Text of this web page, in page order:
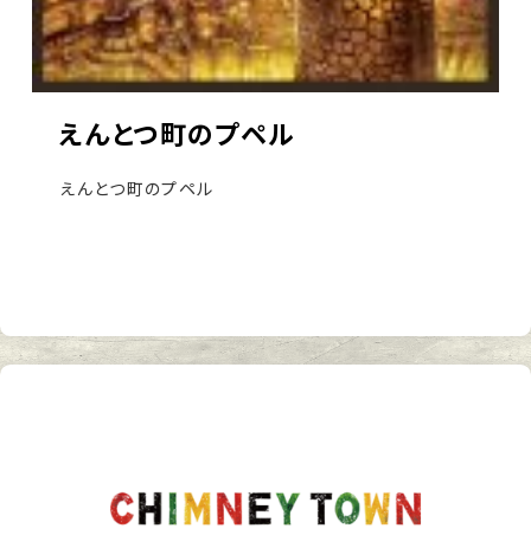
えんとつ町のプペル
えんとつ町のプペル